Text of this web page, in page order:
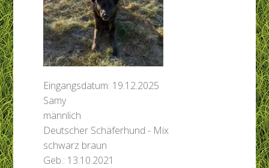
Eingangsdatum: 19.12.2025
Samy
männlich
Deutscher Schäferhund - Mix
schwarz braun
Geb.: 13.10.2021